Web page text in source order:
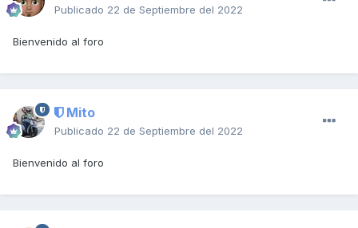
Publicado 22 de Septiembre del 2022
Bienvenido al foro
Mito
Publicado 22 de Septiembre del 2022
Bienvenido al foro